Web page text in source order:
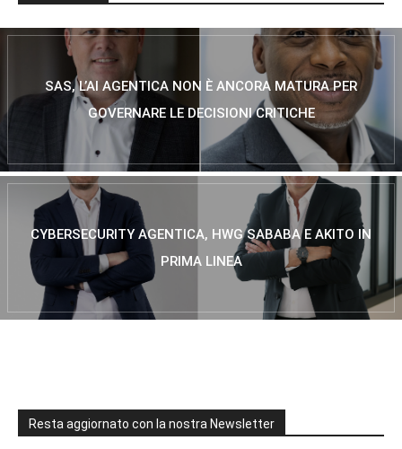
SAS, L’AI AGENTICA NON È ANCORA MATURA PER
GOVERNARE LE DECISIONI CRITICHE
CYBERSECURITY AGENTICA, HWG SABABA E AKITO IN
PRIMA LINEA
Resta aggiornato con la nostra Newsletter